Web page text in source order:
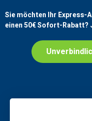
Sie möchten Ihr Express-
einen50€Sofort-Rabatt?